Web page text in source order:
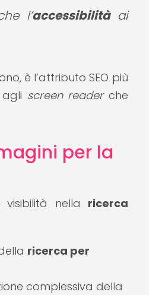
l’accessibilità ai
è l’attributo SEO più
screen reader che
per la
nella ricerca
ricerca per
complessiva della